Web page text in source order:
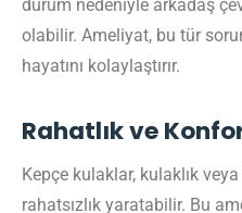
durum nedeniyle arkadaş
olabilir. Ameliyat, bu tür
hayatını kolaylaştırır.
Rahatlık ve
Kepçe kulaklar, kulaklık
rahatsızlık yaratabilir. Bu